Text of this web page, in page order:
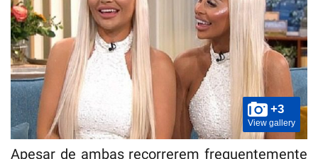
+3
View gallery
Apesar de ambas recorrerem frequentemente